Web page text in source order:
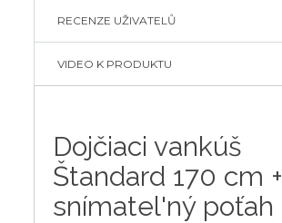
RECENZE UŽIVATELŮ
VIDEO K PRODUKTU
Dojčiaci vankúš
Štandard 170 cm +
snímatel'ný poťah